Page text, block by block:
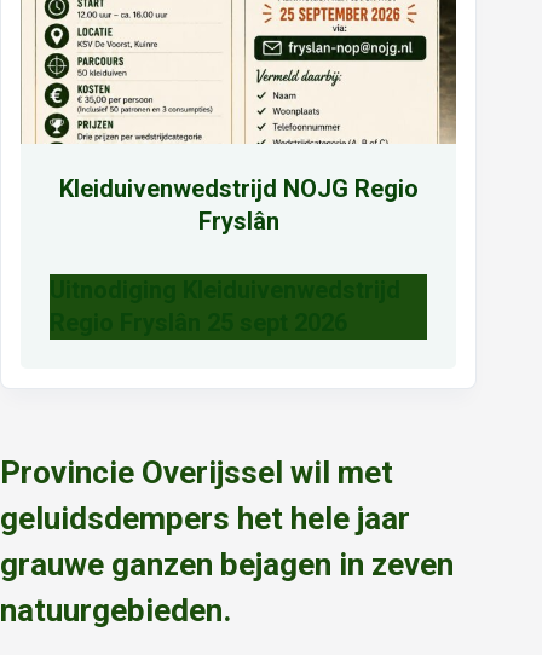
Provincie Overijssel wil met
geluidsdempers het hele jaar
grauwe ganzen bejagen in zeven
natuurgebieden.
Kleiduivenwedstrijd NOJG Regio
Fryslân